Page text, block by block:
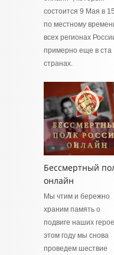
состоится 9 Мая в
по местному
всех регионах
примерно еще в ста
странах.
Бессмертный
онлайн
Мы чтим и бережно
храним память о
подвиге наших
этом году мы снова
проведем шествие